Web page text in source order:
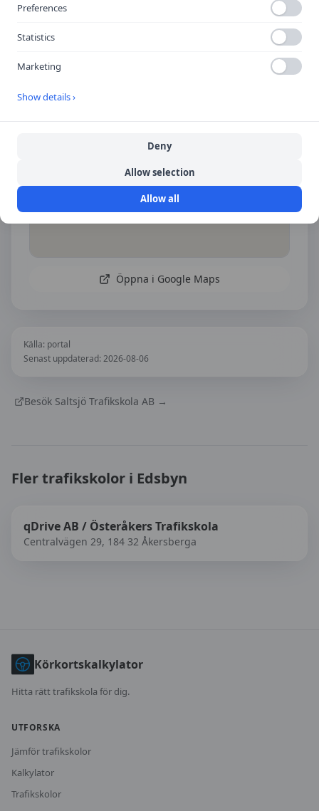
Hitta hit
Öppna i Google Maps
Källa: portal
Senast uppdaterad: 2026-08-06
Besök Saltsjö Trafikskola AB →
Fler trafikskolor i Edsbyn
qDrive AB / Österåkers Trafikskola
Centralvägen 29, 184 32 Åkersberga
Körkortskalkylator
Hitta rätt trafikskola för dig.
UTFORSKA
Jämför trafikskolor
Kalkylator
Trafikskolor
Preferences
Statistics
Marketing
Show details ›
Deny
Allow selection
Allow all